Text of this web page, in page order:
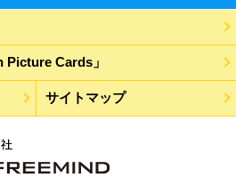
Picture Cards」
サイトマップ